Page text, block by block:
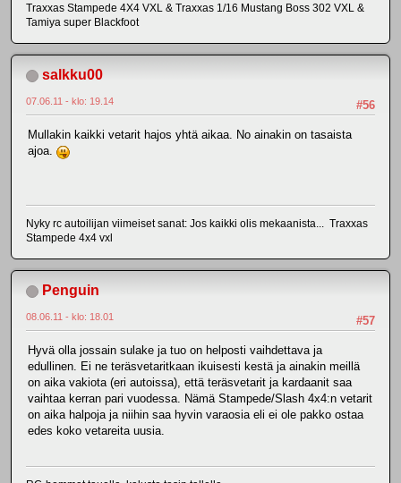
Traxxas Stampede 4X4 VXL & Traxxas 1/16 Mustang Boss 302 VXL &
Tamiya super Blackfoot
salkku00
#56
07.06.11 - klo: 19.14
Mullakin kaikki vetarit hajos yhtä aikaa. No ainakin on tasaista
ajoa.
Nyky rc autoilijan viimeiset sanat: Jos kaikki olis mekaanista... Traxxas
Stampede 4x4 vxl
Penguin
#57
08.06.11 - klo: 18.01
Hyvä olla jossain sulake ja tuo on helposti vaihdettava ja
edullinen. Ei ne teräsvetaritkaan ikuisesti kestä ja ainakin meillä
on aika vakiota (eri autoissa), että teräsvetarit ja kardaanit saa
vaihtaa kerran pari vuodessa. Nämä Stampede/Slash 4x4:n vetarit
on aika halpoja ja niihin saa hyvin varaosia eli ei ole pakko ostaa
edes koko vetareita uusia.